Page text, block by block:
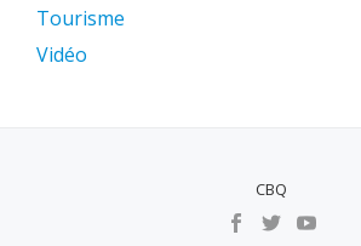
Tourisme
Vidéo
CBQ